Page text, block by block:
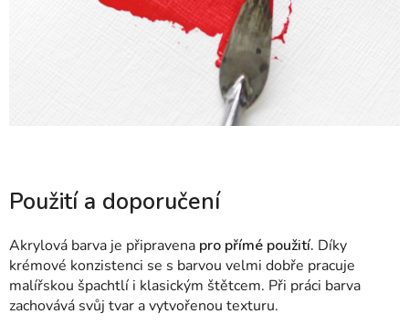
Použití a doporučení
Akrylová barva je připravena pro přímé použití. Díky
krémové konzistenci se s barvou velmi dobře pracuje
malířskou špachtlí i klasickým štětcem. Při práci barva
zachovává svůj tvar a vytvořenou texturu.